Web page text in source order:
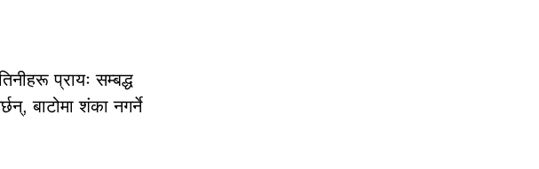
प्रायः सम्बद्ध
बाटोमा शंका नगर्ने